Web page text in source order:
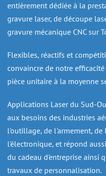
entièrement dédiée à la
gravure laser, de découpe
gravure mécanique CNC sur
Flexibles, réactifs et
convaincre de notre
pièce unitaire à la moyenne
Applications Laser du Sud-
aux besoins des industries
l'outillage, de l'armement,
l'électronique, et répond
du cadeau d'entreprise ainsi
travaux de personnalisation.